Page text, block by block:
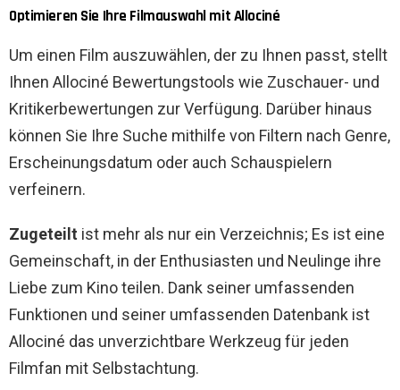
Optimieren Sie Ihre Filmauswahl mit Allociné
Um einen Film auszuwählen, der zu Ihnen passt, stellt
Ihnen Allociné Bewertungstools wie Zuschauer- und
Kritikerbewertungen zur Verfügung. Darüber hinaus
können Sie Ihre Suche mithilfe von Filtern nach Genre,
Erscheinungsdatum oder auch Schauspielern
verfeinern.
Zugeteilt ist mehr als nur ein Verzeichnis; Es ist eine
Gemeinschaft, in der Enthusiasten und Neulinge ihre
Liebe zum Kino teilen. Dank seiner umfassenden
Funktionen und seiner umfassenden Datenbank ist
Allociné das unverzichtbare Werkzeug für jeden
Filmfan mit Selbstachtung.